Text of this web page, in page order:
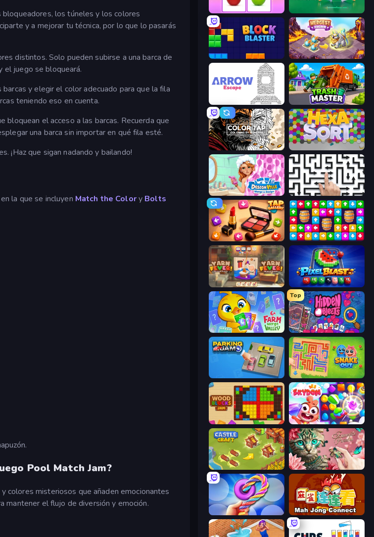
los túneles y los colores
y a mejorar tu técnica, por lo que lo pasarás
distintos. Solo pueden subirse a una barca de
el juego se bloqueará.
y elegir el color adecuado para que la fila
teniendo eso en cuenta.
el acceso a las barcas. Recuerda que
una barca sin importar en qué fila esté.
¡Haz que sigan nadando y bailando!
la que se incluyen Match the Colory Bolts
Pool Match Jam?
colores misteriosos que añaden emocionantes
mantener el flujo de diversión y emoción.
What's The Difference? Piles of Mahjong
Block Blaster Mergest Kingdom
Arrow Escape Trash Master
Color Tap: Coloring by Numbers
Designville: Merge & Design Arrow Escape: Puzzle
Tap Gallery Tap Away Story
Yarn Fever! Unravel Puzzle Pixel Blast
Farm Merge Valley
Top
Hidden Objects
Snake Out: Maze Escape
Wood Blocks Jam Skydom
Castle Craft Favorite Puzzles
Twisted Tangle Mahjong Connect (Legacy)